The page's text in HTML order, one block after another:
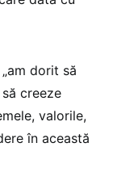
dorit să
creeze
valorile,
în această